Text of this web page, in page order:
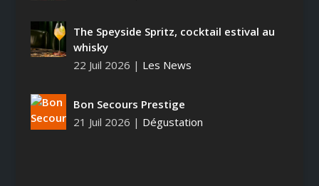
The Speyside Spritz, cocktail estival au
whisky
22 Juil 2026 | Les News
Bon Secours Prestige
21 Juil 2026 | Dégustation